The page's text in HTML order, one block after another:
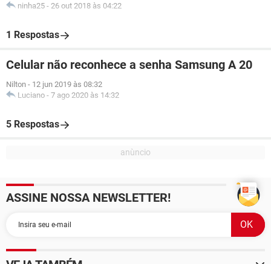
ninha25 - 26 out 2018 às 04:22
1 Respostas
Celular não reconhece a senha Samsung A 20
Nilton - 12 jun 2019 às 08:32
Luciano - 7 ago 2020 às 14:32
5 Respostas
ASSINE NOSSA NEWSLETTER!